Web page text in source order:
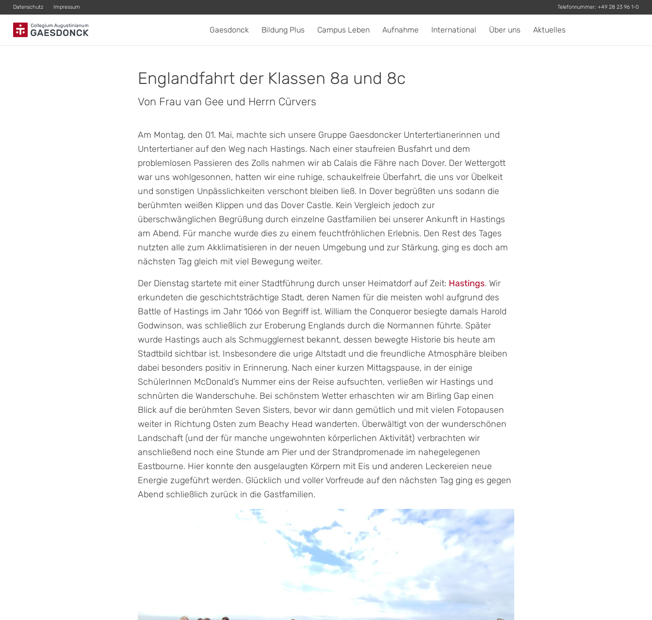
Datenschutz Impressum Telefonnummer:+49 28 23 96 1-0
Gaesdonck Bildung Plus Campus Leben Aufnahme International Über uns Aktuelles
Englandfahrt der Klassen 8a und 8c
Von Frau van Gee und Herrn Cürvers
Am Montag, den 01. Mai, machte sich unsere Gruppe Gaesdoncker Untertertianerinnen und
Untertertianer auf den Weg nach Hastings. Nach einer staufreien Busfahrt und dem
problemlosen Passieren des Zolls nahmen wir ab Calais die Fähre nach Dover. Der Wettergott
war uns wohlgesonnen, hatten wir eine ruhige, schaukelfreie Überfahrt, die uns vor Übelkeit
und sonstigen Unpässlichkeiten verschont bleiben ließ. In Dover begrüßten uns sodann die
berühmten weißen Klippen und das Dover Castle. Kein Vergleich jedoch zur
überschwänglichen Begrüßung durch einzelne Gastfamilien bei unserer Ankunft in Hastings
am Abend. Für manche wurde dies zu einem feuchtfröhlichen Erlebnis. Den Rest des Tages
nutzten alle zum Akklimatisieren in der neuen Umgebung und zur Stärkung, ging es doch am
nächsten Tag gleich mit viel Bewegung weiter.
Der Dienstag startete mit einer Stadtführung durch unser Heimatdorf auf Zeit: Hastings. Wir
erkundeten die geschichtsträchtige Stadt, deren Namen für die meisten wohl aufgrund des
Battle of Hastings im Jahr 1066 von Begriff ist. William the Conqueror besiegte damals Harold
Godwinson, was schließlich zur Eroberung Englands durch die Normannen führte. Später
wurde Hastings auch als Schmugglernest bekannt, dessen bewegte Historie bis heute am
Stadtbild sichtbar ist. Insbesondere die urige Altstadt und die freundliche Atmosphäre bleiben
dabei besonders positiv in Erinnerung. Nach einer kurzen Mittagspause, in der einige
SchülerInnen McDonald’s Nummer eins der Reise aufsuchten, verließen wir Hastings und
schnürten die Wanderschuhe. Bei schönstem Wetter erhaschten wir am Birling Gap einen
Blick auf die berühmten Seven Sisters, bevor wir dann gemütlich und mit vielen Fotopausen
weiter in Richtung Osten zum Beachy Head wanderten. Überwältigt von der wunderschönen
Landschaft (und der für manche ungewohnten körperlichen Aktivität) verbrachten wir
anschließend noch eine Stunde am Pier und der Strandpromenade im nahegelegenen
Eastbourne. Hier konnte den ausgelaugten Körpern mit Eis und anderen Leckereien neue
Energie zugeführt werden. Glücklich und voller Vorfreude auf den nächsten Tag ging es gegen
Abend schließlich zurück in die Gastfamilien.